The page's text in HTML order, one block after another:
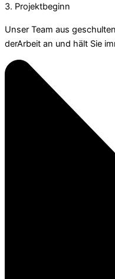
3. Projektbeginn
Unser Team aus
derArbeit an und hält Sie